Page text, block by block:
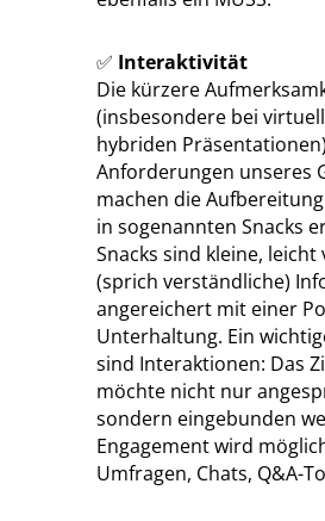
✅ Interaktivität
Die kürzere
(insbesondere bei
hybriden
Anforderungen unseres
machen die
in sogenannten Snacks
Snacks sind kleine,
(sprich verständliche)
angereichert mit einer
Unterhaltung. Ein
sind Interaktionen: Das
möchte nicht nur
sondern eingebunden
Engagement wird
Umfragen, Chats, Q&A-